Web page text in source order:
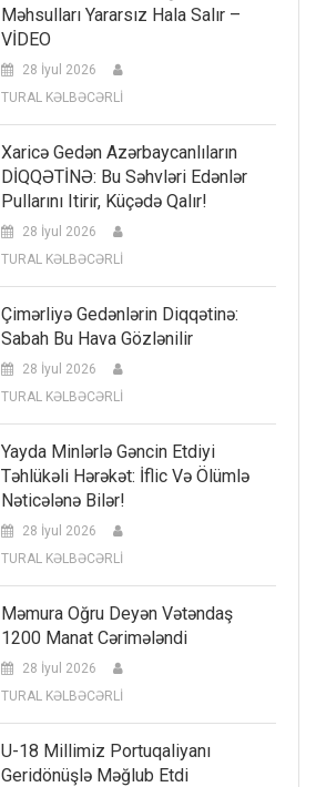
Məhsulları Yararsız Hala Salır –
VİDEO
28 İyul 2026
TURAL KƏLBƏCƏRLİ
Xaricə Gedən Azərbaycanlıların
DİQQƏTİNƏ: Bu Səhvləri Edənlər
Pullarını Itirir, Küçədə Qalır!
28 İyul 2026
TURAL KƏLBƏCƏRLİ
Çimərliyə Gedənlərin Diqqətinə:
Sabah Bu Hava Gözlənilir
28 İyul 2026
TURAL KƏLBƏCƏRLİ
Yayda Minlərlə Gəncin Etdiyi
Təhlükəli Hərəkət: İflic Və Ölümlə
Nəticələnə Bilər!
28 İyul 2026
TURAL KƏLBƏCƏRLİ
Məmura Oğru Deyən Vətəndaş
1200 Manat Cərimələndi
28 İyul 2026
TURAL KƏLBƏCƏRLİ
U-18 Millimiz Portuqaliyanı
Geridönüşlə Məğlub Etdi